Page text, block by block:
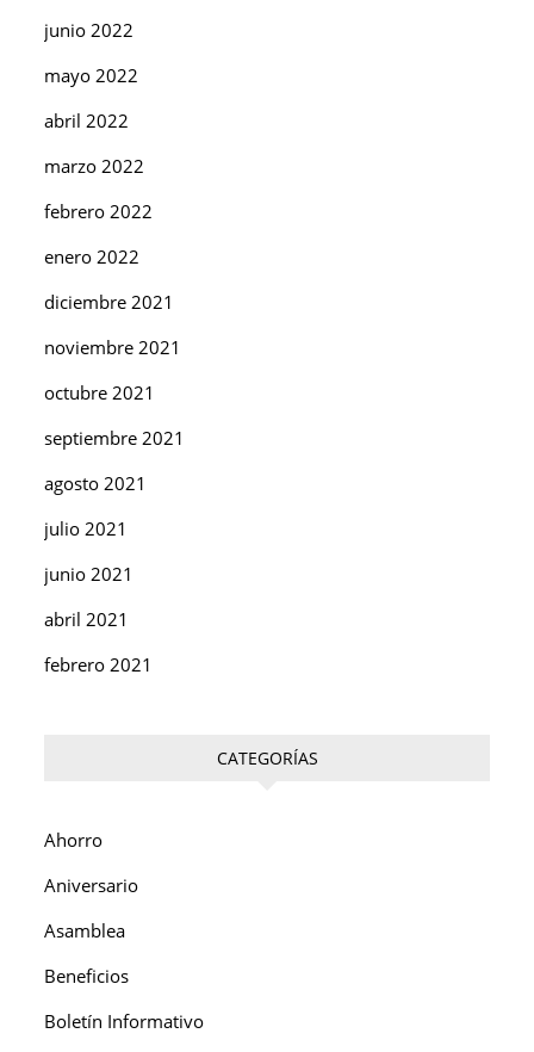
junio 2022
mayo 2022
abril 2022
marzo 2022
febrero 2022
enero 2022
diciembre 2021
noviembre 2021
octubre 2021
septiembre 2021
agosto 2021
julio 2021
junio 2021
abril 2021
febrero 2021
CATEGORÍAS
Ahorro
Aniversario
Asamblea
Beneficios
Boletín Informativo